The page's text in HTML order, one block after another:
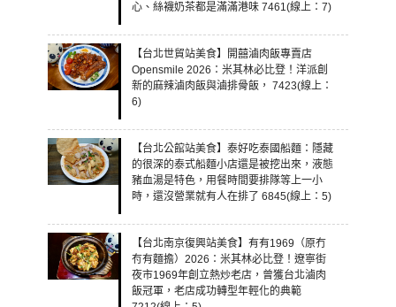
心、絲襪奶茶都是滿滿港味 7461(線上：7)
【台北世貿站美食】開囍滷肉飯專賣店
Opensmile 2026：米其林必比登！洋派創
新的麻辣滷肉飯與滷排骨飯， 7423(線上：
6)
【台北公館站美食】泰好吃泰國船麵：隱藏
的很深的泰式船麵小店還是被挖出來，液態
豬血湯是特色，用餐時間要排隊等上一小
時，還沒營業就有人在排了 6845(線上：5)
【台北南京復興站美食】有有1969（原冇
𠕇有麵擔）2026：米其林必比登！遼寧街
夜市1969年創立熱炒老店，曾獲台北滷肉
飯冠軍，老店成功轉型年輕化的典範